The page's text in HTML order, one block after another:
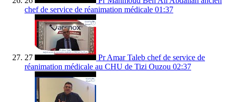
chef de service de réanimation médicale 01:37
27
Pr Amar Taleb chef de service de
réanimation médicale au CHU de Tizi Ouzou 02:37